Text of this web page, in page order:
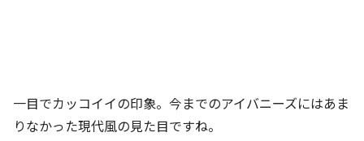
一目でカッコイイの印象。今までのアイバニーズにはあま
りなかった現代風の見た目ですね。